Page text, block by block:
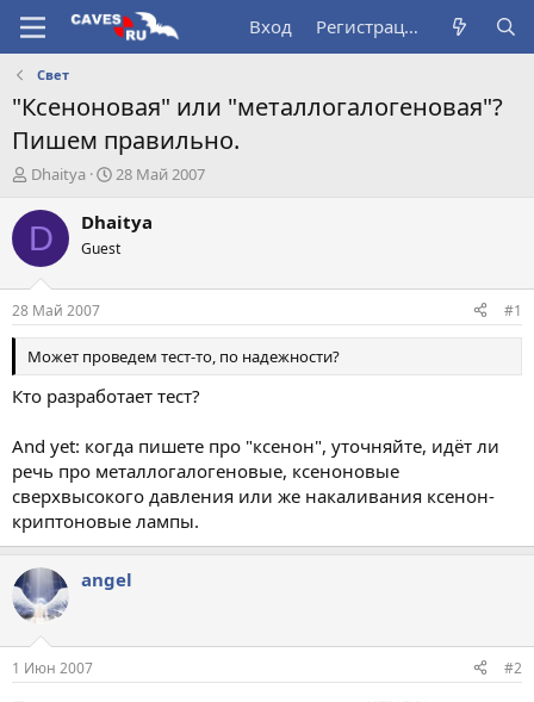
Вход Регистрация
Свет
"Ксеноновая" или "металлогалогеновая"?
Пишем правильно.
А
т
т
е
м
ы
Dhaitya
Д
т
н
а
л
а
28 Май 2007
D Dhaitya
Guest
28 Май 2007 #1
Может проведем тест-то, по надежности?
Кто разработает тест?
And yet: когда пишете про "ксенон", уточняйте, идёт ли
речь про металлогалогеновые, ксеноновые
сверхвысокого давления или же накаливания ксенон-
криптоновые лампы.
angel
1 Июн 2007 #2